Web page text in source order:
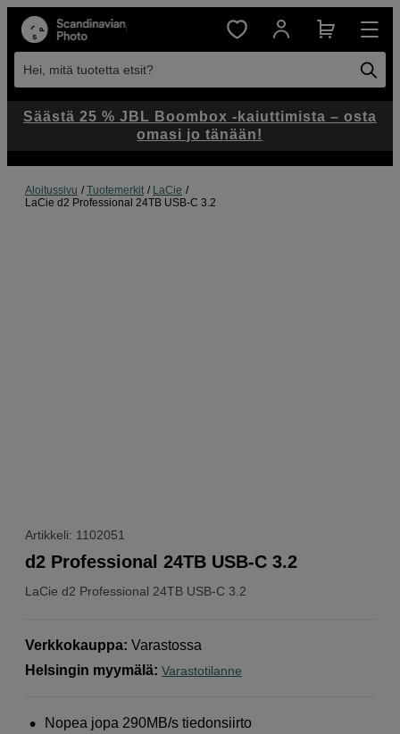
Hei, mitä tuotetta etsit?
Aloitussivu Tuotemerkit
LaCie
LaCie d2 Professional 24TB USB-C 3.2
Artikkeli: 1102051
LaCie d2 Professional 24TB USB-C 3.2
d2 Professional 24TB USB-C 3.2
Verkkokauppa: Varastossa
Helsingin myymälä: Varastotilanne
Nopea jopa 290MB/s tiedonsiirto
Säästä 25 % JBL Boombox -kaiuttimista – osta
omasi jo tänään!